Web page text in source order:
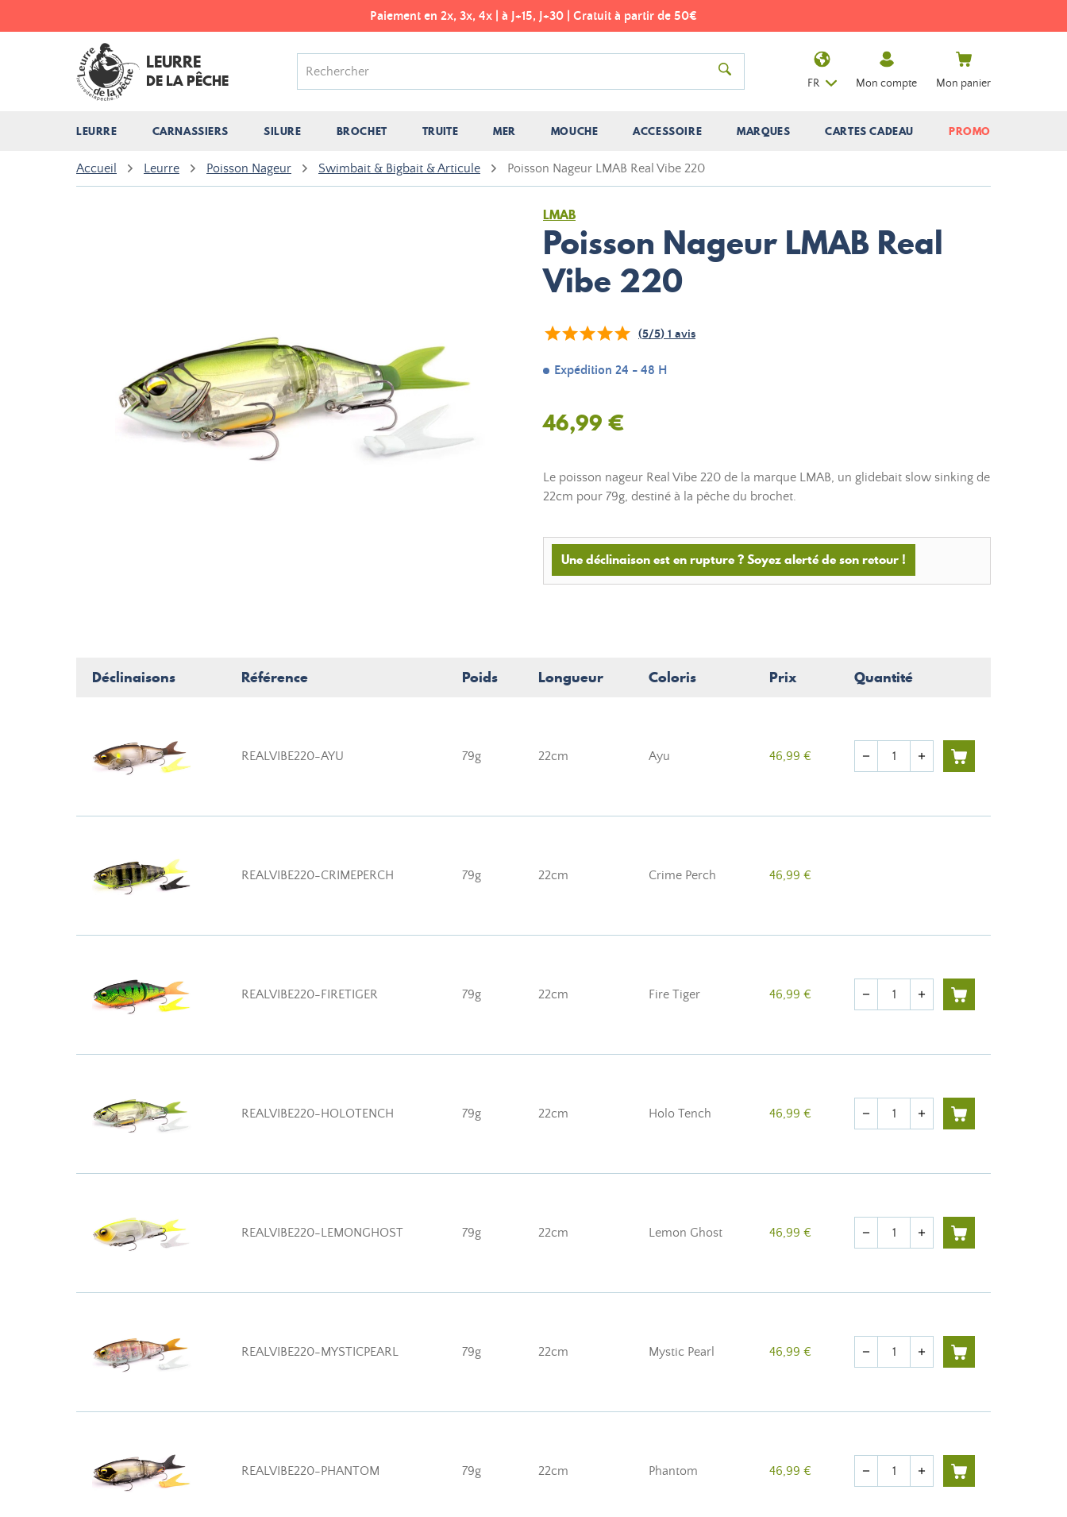
Paiement en 2x, 3x, 4x | à J+15, J+30 | Gratuit à partir de 50€
LEURRE
DE LA PÊCHE
LEURRE CARNASSIERS SILURE BROCHET TRUITE MER MOUCHE ACCESSOIRE MARQUES CARTES CADEAU PROMO
FR Mon compte Mon panier
Accueil Leurre Poisson Nageur Swimbait & Bigbait & Articule Poisson Nageur LMAB Real Vibe 220
LMAB
Poisson Nageur LMAB Real
Vibe 220
(5/5) 1 avis
Expédition 24 - 48 H
46,99 €
Le poisson nageur Real Vibe 220 de la marque LMAB, un glidebait slow sinking de
22cm pour 79g, destiné à la pêche du brochet.
Une déclinaison est en rupture ? Soyez alerté de son retour !
Déclinaisons Référence Poids Longueur Coloris Prix Quantité
REALVIBE220-AYU 79g 22cm Ayu 46,99 € Quantité
remove add
REALVIBE220-CRIMEPERCH 79g 22cm Crime Perch 46,99 €
REALVIBE220-FIRETIGER 79g 22cm Fire Tiger 46,99 € Quantité
remove add
REALVIBE220-HOLOTENCH 79g 22cm Holo Tench 46,99 € Quantité
remove add
REALVIBE220-LEMONGHOST 79g 22cm Lemon Ghost 46,99 € Quantité
remove add
REALVIBE220-MYSTICPEARL 79g 22cm Mystic Pearl 46,99 € Quantité
remove add
REALVIBE220-PHANTOM 79g 22cm Phantom 46,99 € Quantité
remove add